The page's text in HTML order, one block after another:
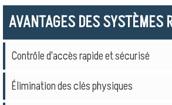
AVANTAGES DES SYSTÈMES
Contrôle d'accès rapide et sécurisé
Élimination des clés physiques